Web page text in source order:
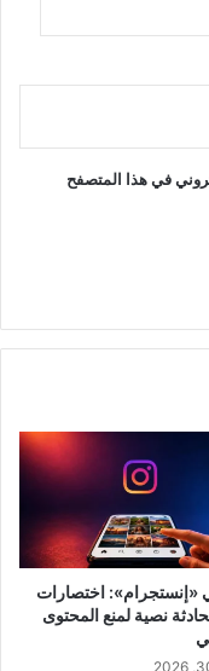
في هذا المتصفح
«إنستجرام»: اختصارات
نصية لمنع المحتوى